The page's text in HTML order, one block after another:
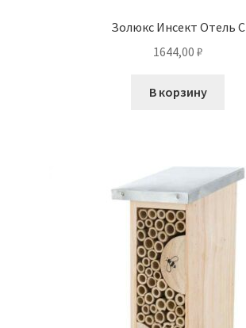
Золюкс Инсект Отель С
1644,00 ₽
В корзину